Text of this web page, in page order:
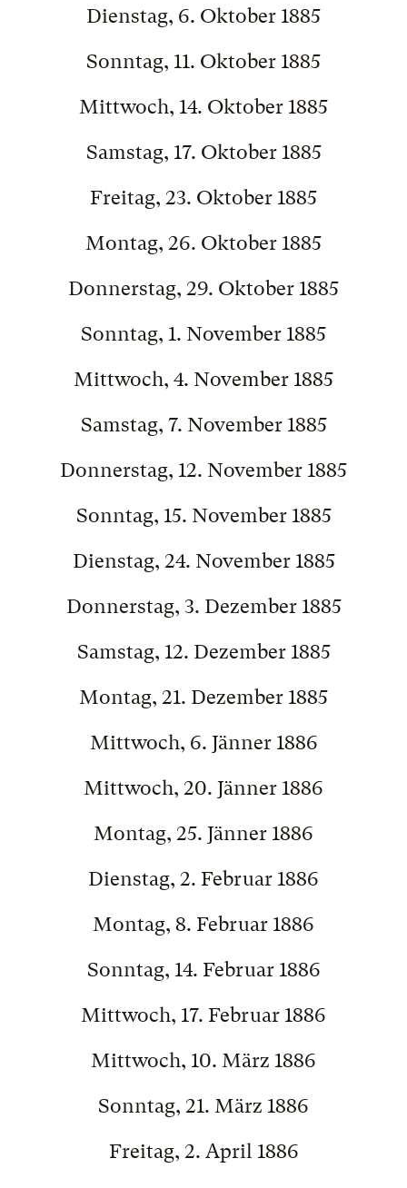
Dienstag, 6. Oktober 1885
Sonntag, 11. Oktober 1885
Mittwoch, 14. Oktober 1885
Samstag, 17. Oktober 1885
Freitag, 23. Oktober 1885
Montag, 26. Oktober 1885
Donnerstag, 29. Oktober 1885
Sonntag, 1. November 1885
Mittwoch, 4. November 1885
Samstag, 7. November 1885
Donnerstag, 12. November 1885
Sonntag, 15. November 1885
Dienstag, 24. November 1885
Donnerstag, 3. Dezember 1885
Samstag, 12. Dezember 1885
Montag, 21. Dezember 1885
Mittwoch, 6. Jänner 1886
Mittwoch, 20. Jänner 1886
Montag, 25. Jänner 1886
Dienstag, 2. Februar 1886
Montag, 8. Februar 1886
Sonntag, 14. Februar 1886
Mittwoch, 17. Februar 1886
Mittwoch, 10. März 1886
Sonntag, 21. März 1886
Freitag, 2. April 1886